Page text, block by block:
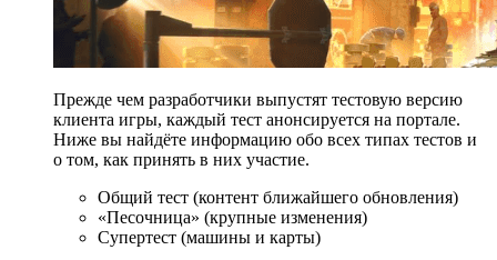
Прежде чем разработчики выпустят тестовую версию
клиента игры, каждый тест анонсируется на портале.
Ниже вы найдёте информацию обо всех типах тестов и
о том, как принять в них участие.
Общий тест (контент ближайшего обновления)
«Песочница» (крупные изменения)
Супертест (машины и карты)